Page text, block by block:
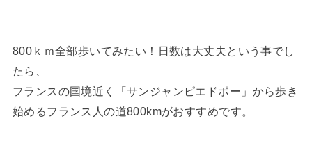
800ｋｍ全部歩いてみたい！日数は大丈夫という事でし
たら、
フランスの国境近く「サンジャンピエドポー」から歩き
始めるフランス人の道800kmがおすすめです。